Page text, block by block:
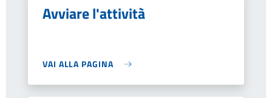
Avviare l'attività
VAI ALLA PAGINA